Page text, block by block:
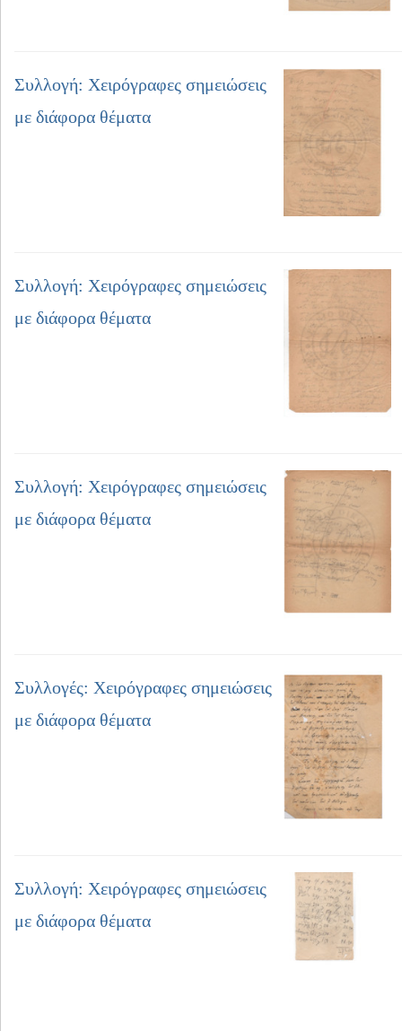
Συλλογή: Χειρόγραφες σημειώσεις
με διάφορα θέματα
Συλλογή: Χειρόγραφες σημειώσεις
με διάφορα θέματα
Συλλογή: Χειρόγραφες σημειώσεις
με διάφορα θέματα
Συλλογές: Χειρόγραφες σημειώσεις
με διάφορα θέματα
Συλλογή: Χειρόγραφες σημειώσεις
με διάφορα θέματα